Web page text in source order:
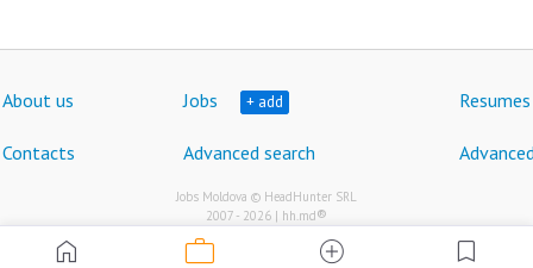
home work add_circle bookmark
About us Jobs + add Resumes
Contacts Advanced search
Jobs Moldova © HeadHunter SRL
2007 - 2026 | hh.md®